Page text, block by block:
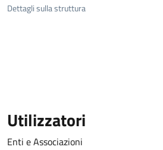
Dettagli sulla struttura
Utilizzatori
Enti e Associazioni